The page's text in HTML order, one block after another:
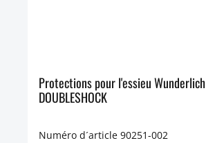
Protections pour l'essieu Wunderlich
DOUBLESHOCK
Numéro d´article 90251-002